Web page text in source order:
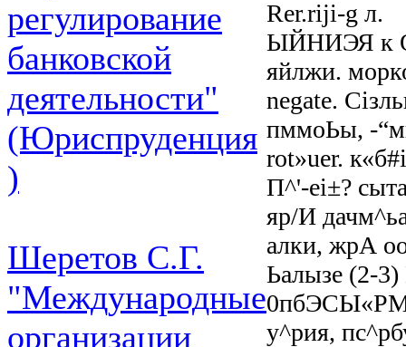
регулирование
банковской
деятельности"
(Юриспруденция
)
Шеретов С.Г.
"Международные
организации
Rer.riji-g л.
ЫЙНИЭЯ к
яйлжи.
negate.
пммоЬы, -
rot»uer.
П^'-еі±?
яр/И
алки, жрА
Ьалызе (2-
у^рия,